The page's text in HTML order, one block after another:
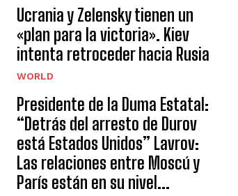
Ucrania y Zelensky tienen un
«plan para la victoria». Kiev
intenta retroceder hacia Rusia
WORLD
Presidente de la Duma Estatal:
“Detrás del arresto de Durov
está Estados Unidos” Lavrov:
Las relaciones entre Moscú y
París están en su nivel...